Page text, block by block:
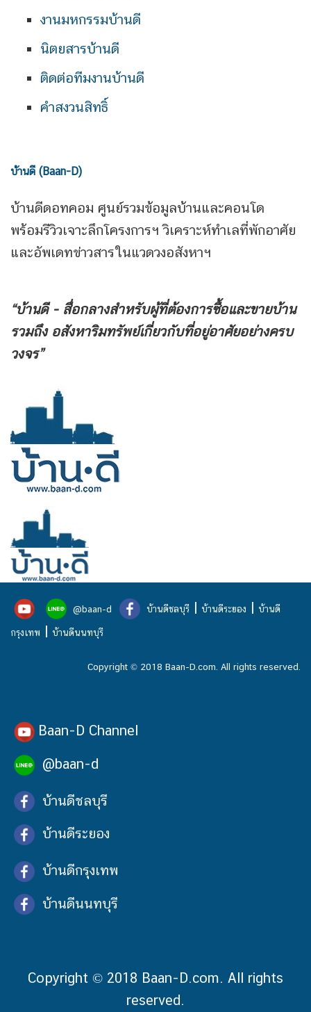
งานมหกรรมบ้านดี
นิตยสารบ้านดี
ติดต่อทีมงานบ้านดี
คำสงวนสิทธิ์
บ้านดี (Baan-D)
บ้านดีดอทคอม ศูนย์รวมข้อมูลบ้านและคอนโด
พร้อมรีวิวเจาะลึกโครงการฯ วิเคราะห์ทำเลที่พักอาศัย
และอัพเดทข่าวสารในแวดวงอสังหาฯ
“บ้านดี - สื่อกลางสำหรับผู้ที่ต้องการซื้อและขายบ้าน
รวมถึง อสังหาริมทรัพย์เกี่ยวกับที่อยู่อาศัยอย่างครบ
วงจร”
@baan-d บ้านดีชลบุรี | บ้านดีระยอง | บ้านดี
กรุงเทพ | บ้านดีนนทบุรี
Copyright © 2018 Baan-D.com. All rights reserved.
Baan-D Channel
@baan-d
บ้านดีชลบุรี
บ้านดีระยอง
บ้านดีกรุงเทพ
บ้านดีนนทบุรี
Copyright © 2018 Baan-D.com. All rights
reserved.